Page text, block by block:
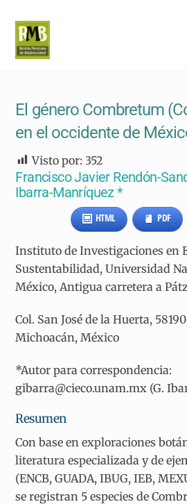
content
El género Combretum
en el occidente de
Visto por: 352
Francisco Javier Rendón-
Ibarra-Manríquez *
HTML PDF
Instituto de Investigaciones en
Sustentabilidad, Universidad
México, Antigua carretera a
Col. San José de la Huerta,
Michoacán, México
*Autor para correspondencia:
gibarra@cieco.unam.mx (G.
Resumen
Con base en exploraciones
literatura especializada y de
(ENCB, GUADA, IBUG, IEB,
se registran 5 especies de